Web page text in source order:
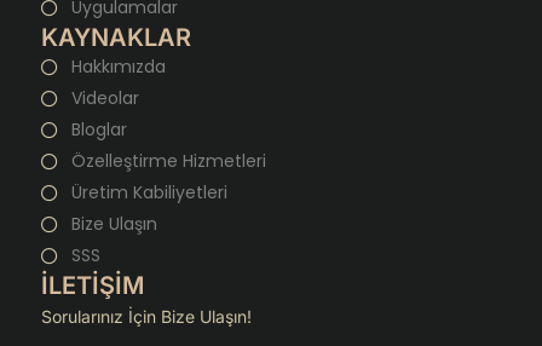
Uygulamalar
KAYNAKLAR
Hakkımızda
Videolar
Bloglar
Özelleştirme Hizmetleri
Üretim Kabiliyetleri
Bize Ulaşın
SSS
İLETİŞİM
Sorularınız İçin Bize Ulaşın!